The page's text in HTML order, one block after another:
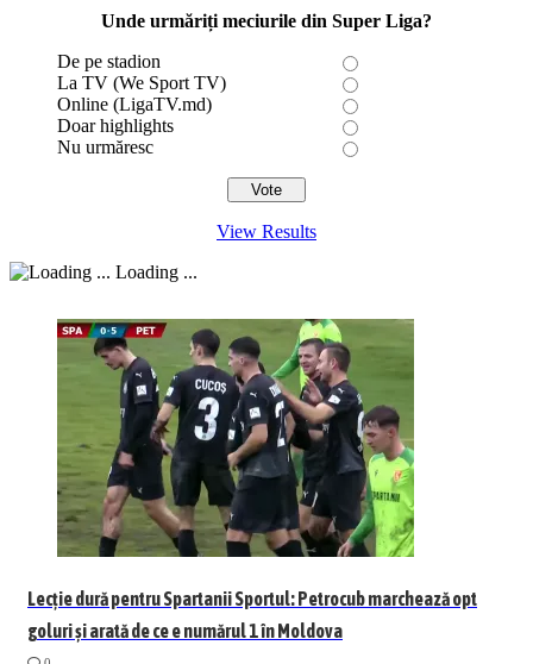
Unde urmăriți meciurile din Super Liga?
De pe stadion
La TV (We Sport TV)
Online (LigaTV.md)
Doar highlights
Nu urmăresc
View Results
Loading ...
Lecție dură pentru Spartanii Sportul: Petrocub marchează opt
goluri și arată de ce e numărul 1 în Moldova